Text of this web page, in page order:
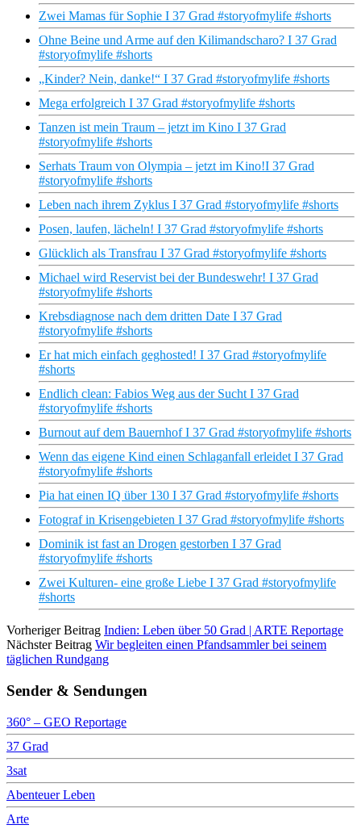
Zwei Mamas für Sophie I 37 Grad #storyofmylife #shorts
Ohne Beine und Arme auf den Kilimandscharo? I 37 Grad
#storyofmylife #shorts
„Kinder? Nein, danke!“ I 37 Grad #storyofmylife #shorts
Mega erfolgreich I 37 Grad #storyofmylife #shorts
Tanzen ist mein Traum – jetzt im Kino I 37 Grad
#storyofmylife #shorts
Serhats Traum von Olympia – jetzt im Kino!I 37 Grad
#storyofmylife #shorts
Leben nach ihrem Zyklus I 37 Grad #storyofmylife #shorts
Posen, laufen, lächeln! I 37 Grad #storyofmylife #shorts
Glücklich als Transfrau I 37 Grad #storyofmylife #shorts
Michael wird Reservist bei der Bundeswehr! I 37 Grad
#storyofmylife #shorts
Krebsdiagnose nach dem dritten Date I 37 Grad
#storyofmylife #shorts
Er hat mich einfach geghosted! I 37 Grad #storyofmylife
#shorts
Endlich clean: Fabios Weg aus der Sucht I 37 Grad
#storyofmylife #shorts
Burnout auf dem Bauernhof I 37 Grad #storyofmylife #shorts
Wenn das eigene Kind einen Schlaganfall erleidet I 37 Grad
#storyofmylife #shorts
Pia hat einen IQ über 130 I 37 Grad #storyofmylife #shorts
Fotograf in Krisengebieten I 37 Grad #storyofmylife #shorts
Dominik ist fast an Drogen gestorben I 37 Grad
#storyofmylife #shorts
Zwei Kulturen- eine große Liebe I 37 Grad #storyofmylife
#shorts
Vorheriger Beitrag Indien: Leben über 50 Grad | ARTE Reportage
Nächster Beitrag Wir begleiten einen Pfandsammler bei seinem
täglichen Rundgang
Sender & Sendungen
360° – GEO Reportage
37 Grad
3sat
Abenteuer Leben
Arte